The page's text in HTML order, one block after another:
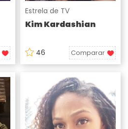
Estrela de TV
Kim Kardashian
46 Comparar